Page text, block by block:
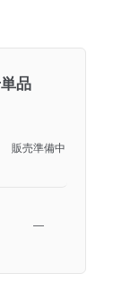
品
販売準備中
―